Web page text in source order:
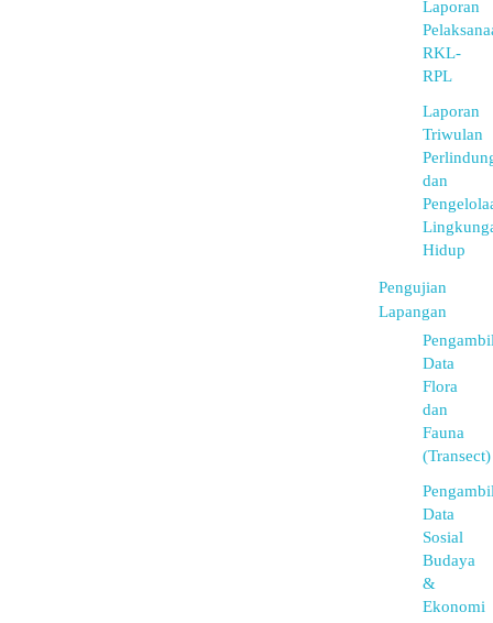
Laporan
RKL-
RPL
Laporan
Triwulan
dan
Hidup
Pengujian
Lapangan
Data
Flora
dan
Fauna
(Transect)
Data
Sosial
Budaya
&
Ekonomi